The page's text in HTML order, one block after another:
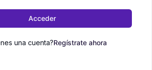
Acceder
una cuenta?Regístrate ahora